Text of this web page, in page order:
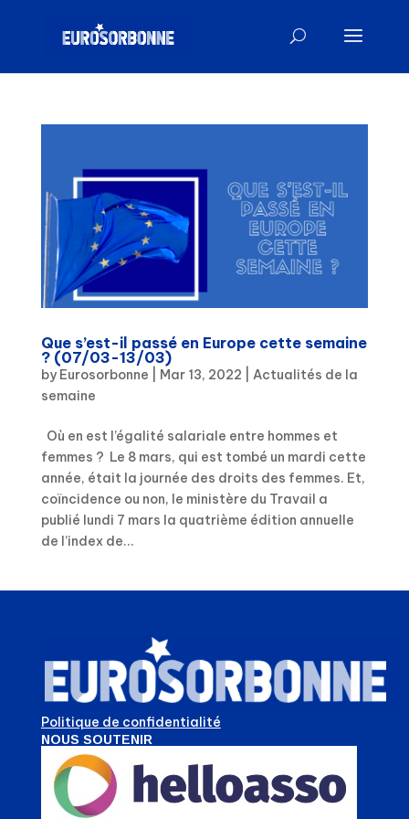
Que s’est-il passé en Europe cette semaine
? (07/03-13/03)
by Eurosorbonne Mar 13, 2022
Actualités de la
semaine
Où en est l’égalité salariale entre hommes et
femmes ? Le 8 mars, qui est tombé un mardi cette
année, était la journée des droits des femmes. Et,
coïncidence ou non, le ministère du Travail a
publié lundi 7 mars la quatrième édition annuelle
de l’index de...
Politique de confidentialité
NOUS SOUTENIR